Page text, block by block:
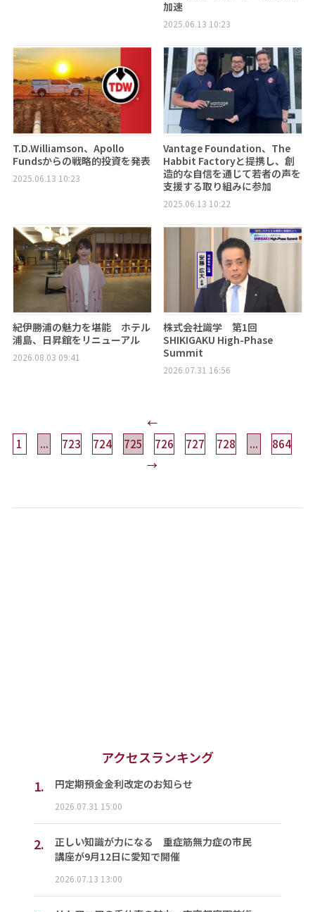
加速
2025.06.13 10:23
T.D.Williamson、Apollo
Fundsからの戦略的投資を発表
2025.06.13 10:23
Vantage Foundation、The
Habbit Factoryと提携し、創
造的な自信を通じて若者の声を
支援する取り組みに参加
2025.06.13 10:22
紀伊勝浦の魅力を堪能 ホテル
浦島、日昇館をリニューアル
2026.08.03 09:41
株式会社識学 第1回
SHIKIGAKU High-Phase
Summit
2026.07.31 16:56
←
1
... 723 724 725 726 727 728 ...
864
→
アクセスランキング
1.
円定期預金金利改定のお知らせ
2026.07.31 15:00
2.
正しい知識が力になる 重症筋無力症の市民
講座が9月12日に愛知で開催
2026.07.13 13:00